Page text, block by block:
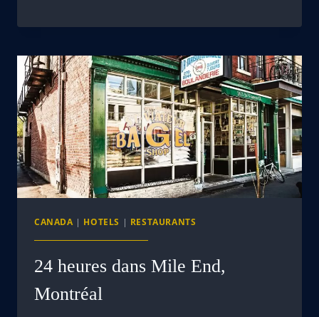
CANADA | HOTELS | RESTAURANTS
24 heures dans Mile End,
Montréal